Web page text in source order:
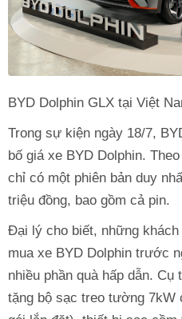
BYD Dolphin GLX tại Việt
Trong sự kiện ngày 18/7,
bố giá xe BYD Dolphin.
chỉ có một phiên bản duy
triệu đồng, bao gồm cả pin.
Đại lý cho biết, những
mua xe BYD Dolphin trước
nhiều phần quà hấp dẫn.
tặng bộ sạc treo tường 7kW